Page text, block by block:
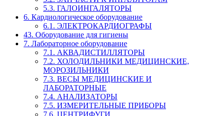
5.3. ГАЛОИНГАЛЯТОРЫ
6. Кардиологическое оборудование
6.1. ЭЛЕКТРОКАРДИОГРАФЫ
43. Оборудование для гигиены
7. Лабораторное оборудование
7.1. АКВАДИСТИЛЛЯТОРЫ
7.2. ХОЛОДИЛЬНИКИ МЕДИЦИНСКИЕ,
МОРОЗИЛЬНИКИ
7.3. ВЕСЫ МЕДИЦИНСКИЕ И
ЛАБОРАТОРНЫЕ
7.4. АНАЛИЗАТОРЫ
7.5. ИЗМЕРИТЕЛЬНЫЕ ПРИБОРЫ
7.6. ЦЕНТРИФУГИ